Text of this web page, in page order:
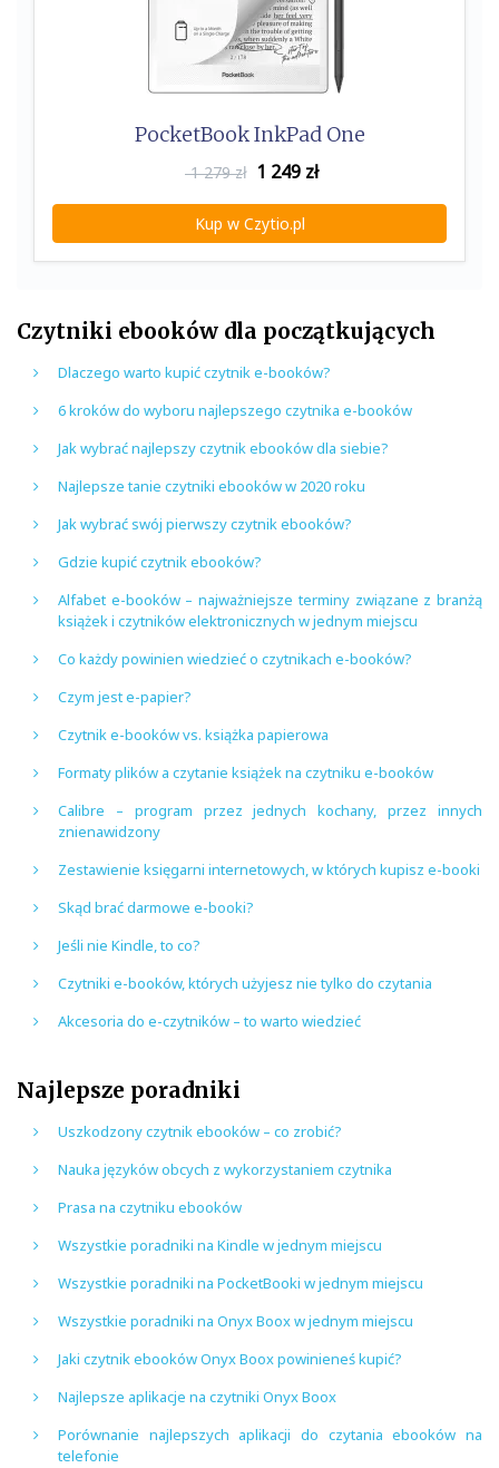
PocketBook InkPad One
1 279 zł 1 249zł
Kup w Czytio.pl
Czytniki ebooków dla początkujących
Dlaczego warto kupić czytnik e-booków?
6 kroków do wyboru najlepszego czytnika e-booków
Jak wybrać najlepszy czytnik ebooków dla siebie?
Najlepsze tanie czytniki ebooków w 2020 roku
Jak wybrać swój pierwszy czytnik ebooków?
Gdzie kupić czytnik ebooków?
Alfabet e-booków – najważniejsze terminy związane z branżą
książek i czytników elektronicznych w jednym miejscu
Co każdy powinien wiedzieć o czytnikach e-booków?
Czym jest e-papier?
Czytnik e-booków vs. książka papierowa
Formaty plików a czytanie książek na czytniku e-booków
Calibre – program przez jednych kochany, przez innych
znienawidzony
Zestawienie księgarni internetowych, w których kupisz e-booki
Skąd brać darmowe e-booki?
Jeśli nie Kindle, to co?
Czytniki e-booków, których użyjesz nie tylko do czytania
Akcesoria do e-czytników – to warto wiedzieć
Najlepsze poradniki
Uszkodzony czytnik ebooków – co zrobić?
Nauka języków obcych z wykorzystaniem czytnika
Prasa na czytniku ebooków
Wszystkie poradniki na Kindle w jednym miejscu
Wszystkie poradniki na PocketBooki w jednym miejscu
Wszystkie poradniki na Onyx Boox w jednym miejscu
Jaki czytnik ebooków Onyx Boox powinieneś kupić?
Najlepsze aplikacje na czytniki Onyx Boox
Porównanie najlepszych aplikacji do czytania ebooków na
telefonie